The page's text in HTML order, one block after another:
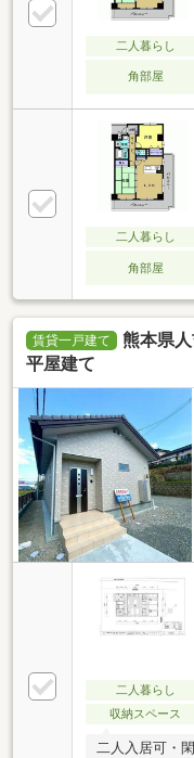
二人暮らし
角部屋
二人暮らし
角部屋
賃貸一戸建て
熊本県
平屋建て
二人暮らし
収納スペース
二人入居可・